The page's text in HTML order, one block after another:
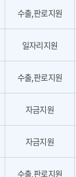
수출,판로지원
일자리지원
수출,판로지원
자금지원
자금지원
수출,판로지원